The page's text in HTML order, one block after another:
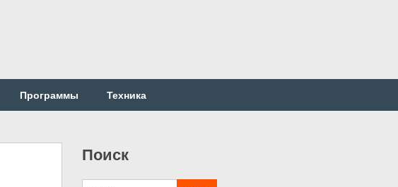
Программы Техника
Поиск